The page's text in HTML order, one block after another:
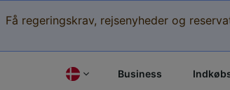
Få regeringskrav, rejsenyheder og
Business